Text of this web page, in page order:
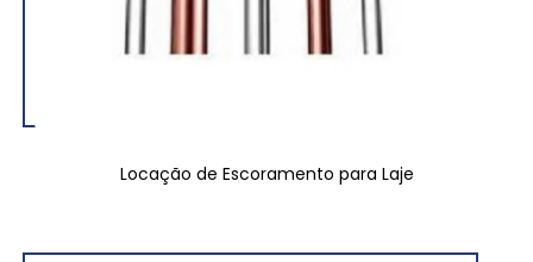
Locação de Escoramento para Laje